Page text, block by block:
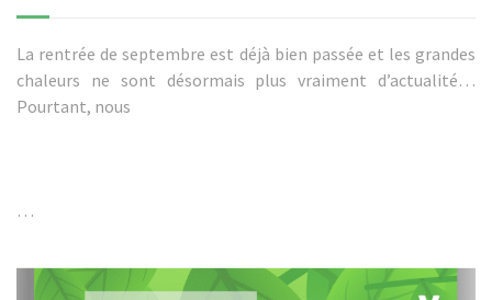
La rentrée de septembre est déjà bien passée et les grandes
chaleurs ne sont désormais plus vraiment d’actualité…
Pourtant, nous
…